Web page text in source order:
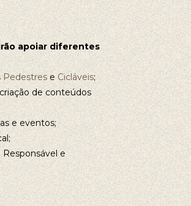
apoiar diferentes
Pedestrese Cicláveis;
de conteúdos
e eventos;
e